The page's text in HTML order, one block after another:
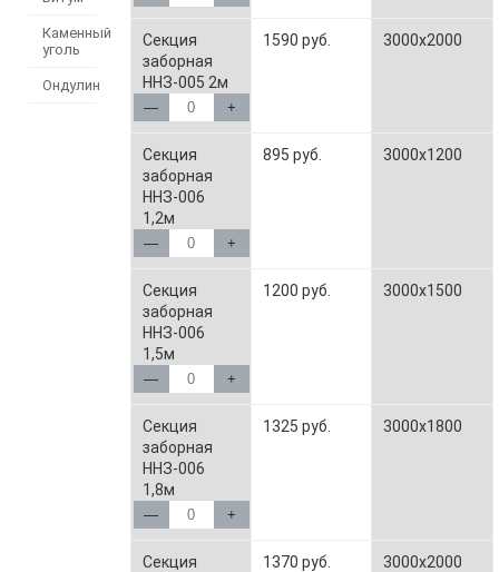
Каменный
уголь
Ондулин
Секция
заборная
ННЗ-005 2м
— +
1590 руб. 3000x2000
Секция
заборная
ННЗ-006
1,2м
— +
895 руб. 3000x1200
Секция
заборная
ННЗ-006
1,5м
— +
1200 руб. 3000x1500
Секция
заборная
ННЗ-006
1,8м
— +
1325 руб. 3000x1800
Секция
1370 руб. 3000x2000